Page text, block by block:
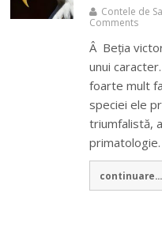
Contele de
Comments
Â Beția
unui
foarte mult
speciei ele
triumfalistă,
continuare...